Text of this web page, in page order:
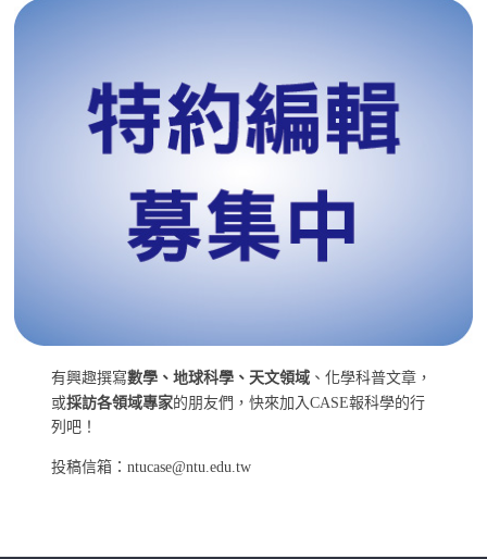
有興趣撰寫數學、地球科學、天文領域 、化學科普文章，
或採訪各領域專家的朋友們，快來加入CASE報科學的行
列吧！
投稿信箱：ntucase@ntu.edu.tw